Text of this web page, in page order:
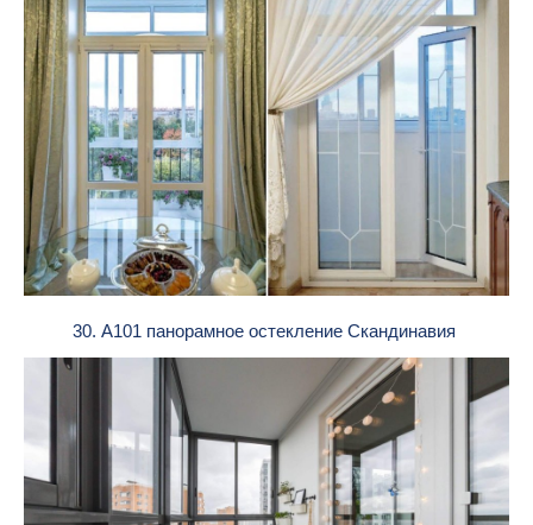
30. А101 панорамное остекление Скандинавия